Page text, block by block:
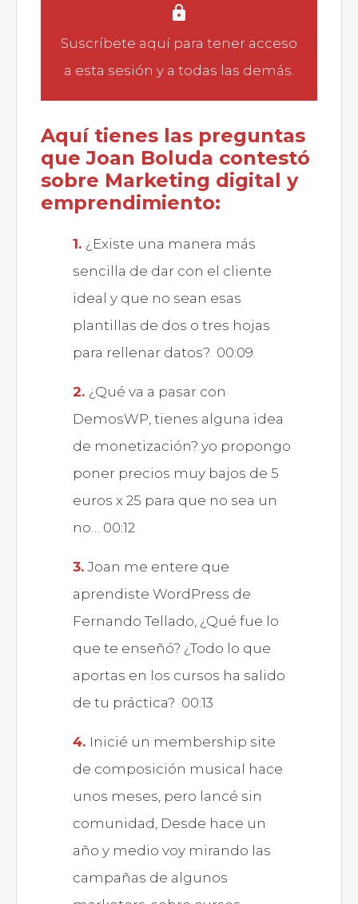
Suscríbete aquí para tener acceso
a esta sesión y a todas las demás.
Aquí tienes las preguntas
que Joan Boluda contestó
sobre Marketing digital y
emprendimiento:
¿Existe una manera más
sencilla de dar con el cliente
ideal y que no sean esas
plantillas de dos o tres hojas
para rellenar datos? 00:09
¿Qué va a pasar con
DemosWP, tienes alguna idea
de monetización? yo propongo
poner precios muy bajos de 5
euros x 25 para que no sea un
no… 00:12
Joan me entere que
aprendiste WordPress de
Fernando Tellado, ¿Qué fue lo
que te enseñó? ¿Todo lo que
aportas en los cursos ha salido
de tu práctica? 00:13
Inicié un membership site
de composición musical hace
unos meses, pero lancé sin
comunidad, Desde hace un
año y medio voy mirando las
campañas de algunos